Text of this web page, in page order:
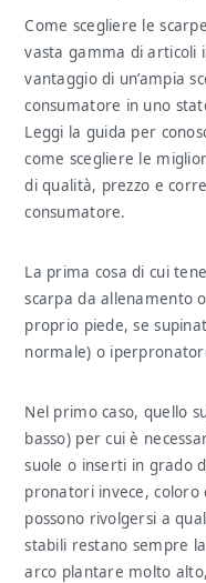
Come scegliere le
vasta gamma di articoli
vantaggio di un’ampia
consumatore in uno
Leggi la guida per
come scegliere le
di qualità, prezzo e
consumatore.
La prima cosa di cui
scarpa da allenamento
proprio piede, se
normale) o
Nel primo caso, quello
basso) per cui è
suole o inserti in grado
pronatori invece, coloro
possono rivolgersi a
stabili restano sempre
arco plantare molto